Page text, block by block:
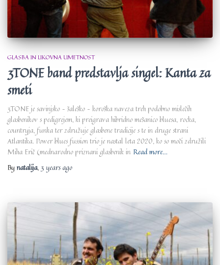
GLASBA IN LIKOVNA UMETNOST
3TONE band predstavlja singel: Kanta za
smeti
3TONE je savinjsko – šaleško – koroška naveza treh podobno mislečih
glasbenikov s pedigrejem, ki preigrava hibridno mešanico bluesa, rocka,
countryja, funka ter združuje glasbene tradicije s te in druge strani
Atlantika. Power blues fussion trio je nastal leta 2020, ko so moči združili
Miha Erič (mednarodno priznani glasbenik in Read more…
Bynatalija, 3 yearsago